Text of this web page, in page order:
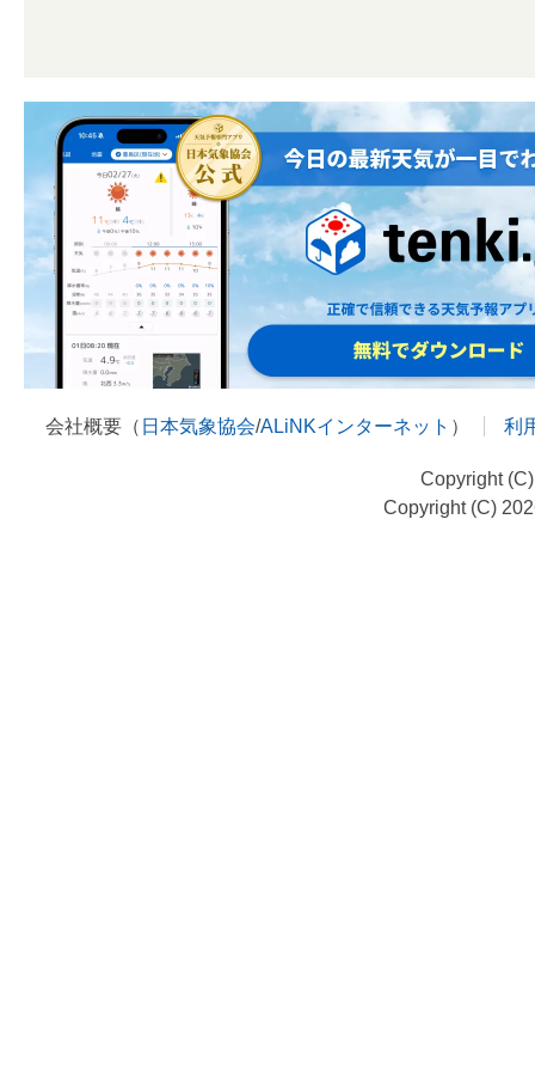
会社概要（ 日本気象協会/ALiNKインターネット ） 利
Copyright
Copyright (C)